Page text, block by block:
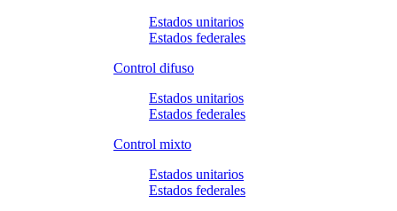
Estados unitarios
Estados federales
Control difuso
Estados unitarios
Estados federales
Control mixto
Estados unitarios
Estados federales